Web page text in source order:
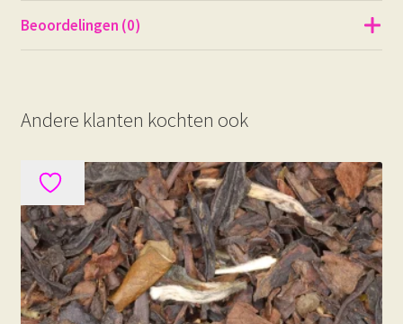
Beoordelingen (0)
Andere klanten kochten ook